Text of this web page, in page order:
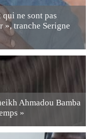
ne sont pas
», tranche Serigne
Ahmadou Bamba
»